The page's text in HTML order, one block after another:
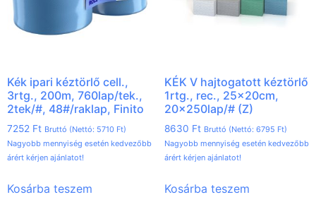
Kék ipari kéztörlő cell.,
3rtg., 200m, 760lap/tek.,
2tek/#, 48#/raklap, Finito
7252 Ft Bruttó (Nettó: 5710 Ft)
Nagyobb mennyiség esetén kedvezőbb
árért kérjen ajánlatot!
Kosárba teszem
KÉK V hajtogatott kéztörlő
1rtg., rec., 25x20cm,
20x250lap/# (Z)
8630 Ft Bruttó (Nettó: 6795 Ft)
Nagyobb mennyiség esetén kedvezőbb
árért kérjen ajánlatot!
Kosárba teszem